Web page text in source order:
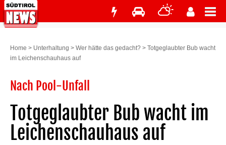
Home > Unterhaltung > Wer hätte das gedacht? > Totgeglaubter Bub wacht
im Leichenschauhaus auf
Nach Pool-Unfall
Totgeglaubter Bub wacht im
Leichenschauhaus auf